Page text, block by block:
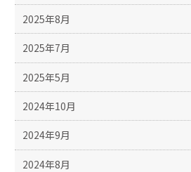
2025年8月
2025年7月
2025年5月
2024年10月
2024年9月
2024年8月